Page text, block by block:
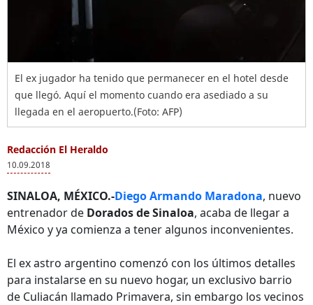
El ex jugador ha tenido que permanecer en el hotel desde
que llegó. Aquí el momento cuando era asediado a su
llegada en el aeropuerto.(Foto: AFP)
Redacción El Heraldo
10.09.2018
SINALOA, MÉXICO.-Diego Armando Maradona, nuevo
entrenador de Dorados de Sinaloa, acaba de llegar a
México y ya comienza a tener algunos inconvenientes.
El ex astro argentino comenzó con los últimos detalles
para instalarse en su nuevo hogar, un exclusivo barrio
de Culiacán llamado Primavera, sin embargo los vecinos